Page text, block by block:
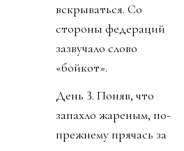
вскрываться. Со
стороны федераций
зазвучало слово
«бойкот».
День 3. Поняв, что
запахло жареным, по-
прежнему прячась за